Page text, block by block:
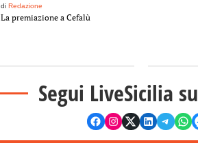
di Redazione
La premiazione a Cefalù
Segui LiveSicilia